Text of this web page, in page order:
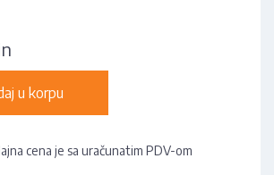
u korpu
cena je sa uračunatim PDV-om